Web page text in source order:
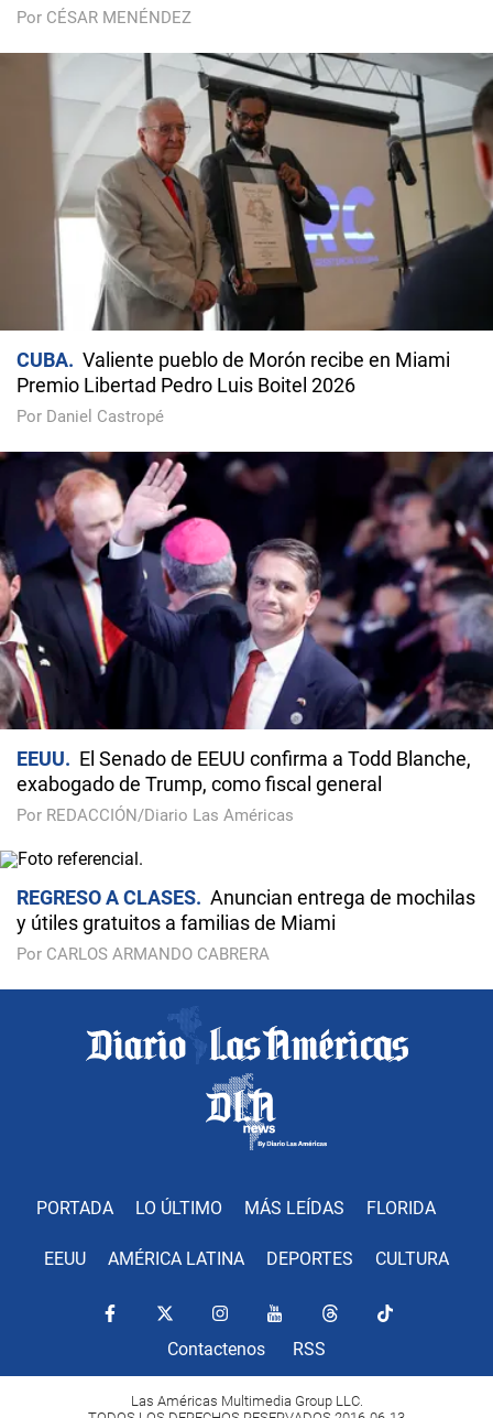
Por CÉSAR MENÉNDEZ
CUBA
Valiente pueblo de Morón recibe en Miami
Premio Libertad Pedro Luis Boitel 2026
Por Daniel Castropé
EEUU
El Senado de EEUU confirma a Todd Blanche,
exabogado de Trump, como fiscal general
Por REDACCIÓN/Diario Las Américas
REGRESO A CLASES
Anuncian entrega de mochilas
y útiles gratuitos a familias de Miami
Por CARLOS ARMANDO CABRERA
PORTADA LO ÚLTIMO MÁS LEÍDAS FLORIDA
EEUU AMÉRICA LATINA DEPORTES CULTURA
Contactenos RSS
Las Américas Multimedia Group LLC.